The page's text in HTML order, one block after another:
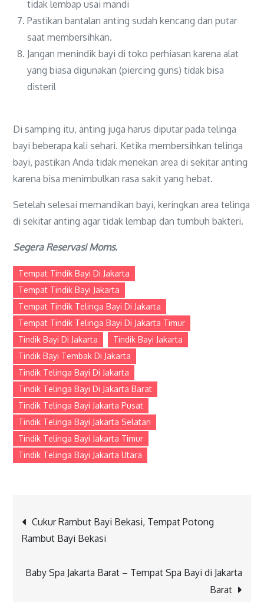
tidak lembap usai mandi
Pastikan bantalan anting sudah kencang dan putar
saat membersihkan.
Jangan menindik bayi di toko perhiasan karena alat
yang biasa digunakan (piercing guns) tidak bisa
disteril
Di samping itu, anting juga harus diputar pada telinga
bayi beberapa kali sehari. Ketika membersihkan telinga
bayi, pastikan Anda tidak menekan area di sekitar anting
karena bisa menimbulkan rasa sakit yang hebat.
Setelah selesai memandikan bayi, keringkan area telinga
di sekitar anting agar tidak lembap dan tumbuh bakteri.
Segera Reservasi Moms.
Tempat Tindik Bayi Di Jakarta
Tempat Tindik Bayi Jakarta
Tempat Tindik Telinga Bayi Di Jakarta
Tempat Tindik Telinga Bayi Di Jakarta Timur
Tindik Bayi Di Jakarta
Tindik Bayi Jakarta
Tindik Bayi Tembak Di Jakarta
Tindik Telinga Bayi Di Jakarta
Tindik Telinga Bayi Di Jakarta Barat
Tindik Telinga Bayi Jakarta Pusat
Tindik Telinga Bayi Jakarta Selatan
Tindik Telinga Bayi Jakarta Timur
Tindik Telinga Bayi Jakarta Utara
Post
navigation
Cukur Rambut Bayi Bekasi, Tempat Potong
Rambut Bayi Bekasi
Baby Spa Jakarta Barat – Tempat Spa Bayi di Jakarta
Barat